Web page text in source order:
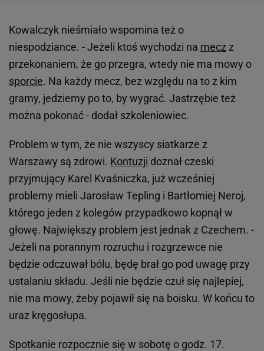
Kowalczyk nieśmiało wspomina też o
niespodziance. - Jeżeli ktoś wychodzi na mecz z
przekonaniem, że go przegra, wtedy nie ma mowy o
sporcie. Na każdy mecz, bez względu na to z kim
gramy, jedziemy po to, by wygrać. Jastrzębie też
można pokonać - dodał szkoleniowiec.
Problem w tym, że nie wszyscy siatkarze z
Warszawy są zdrowi. Kontuzji doznał czeski
przyjmujący Karel Kvaśniczka, już wcześniej
problemy mieli Jarosław Tepling i Bartłomiej Neroj,
którego jeden z kolegów przypadkowo kopnął w
głowę. Największy problem jest jednak z Czechem. -
Jeżeli na porannym rozruchu i rozgrzewce nie
będzie odczuwał bólu, będę brał go pod uwagę przy
ustalaniu składu. Jeśli nie będzie czuł się najlepiej,
nie ma mowy, żeby pojawił się na boisku. W końcu to
uraz kręgosłupa.
Spotkanie rozpocznie się w sobotę o godz. 17.